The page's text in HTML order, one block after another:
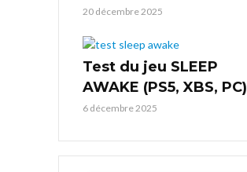
20 décembre 2025
Test du jeu SLEEP
AWAKE (PS5, XBS, PC)
6 décembre 2025